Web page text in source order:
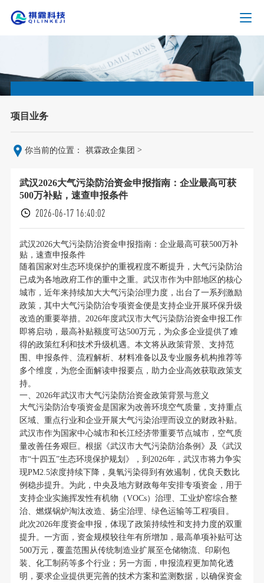
项目业务
你当前的位置： 祺霖政企集团 >
武汉2026大气污染防治资金申报指南：企业最高可获
500万补贴，速查申报条件
2026-06-17 16:40:02
武汉2026大气污染防治资金申报指南：企业最高可获500万补
贴，速查申报条件
随着国家对生态环境保护的重视程度不断提升，大气污染防治
已成为各地政府工作的重中之重。武汉市作为中部地区的核心
城市，近年来持续加大大气污染治理力度，出台了一系列激励
政策，其中大气污染防治专项资金便是支持企业开展环保升级
改造的重要举措。2026年度武汉市大气污染防治资金申报工作
即将启动，最高补贴额度可达500万元，为众多企业提供了难
得的政策红利和技术升级机遇。本文将从政策背景、支持范
围、申报条件、流程解析、材料准备以及专业服务机构推荐等
多个维度，为您全面解读申报要点，助力企业高效获取政策支
持。
一、2026年武汉市大气污染防治资金政策背景与意义
大气污染防治专项资金是国家为改善环境空气质量，支持重点
区域、重点行业和企业开展大气污染治理而设立的财政补贴。
武汉市作为国家中心城市和长江经济带重要节点城市，空气质
量改善任务艰巨。根据《武汉市大气污染防治条例》及《武汉
市“十四五”生态环境保护规划》，到2026年，武汉市将力争实
现PM2.5浓度持续下降，臭氧污染得到有效遏制，优良天数比
例稳步提升。为此，中央及地方财政每年安排专项资金，用于
支持企业实施挥发性有机物（VOCs）治理、工业炉窑综合整
治、燃煤锅炉淘汰改造、扬尘治理、绿色运输等工程项目。
此次2026年度资金申报，体现了政策持续性和支持力度的双重
提升。一方面，资金规模较往年有所增加，最高单项补贴可达
500万元，覆盖范围从传统制造业扩展至仓储物流、印刷包
装、化工制药等多个行业；另一方面，申报流程更加简化透
明，要求企业提供更完善的技术方案和监测数据，以确保资金